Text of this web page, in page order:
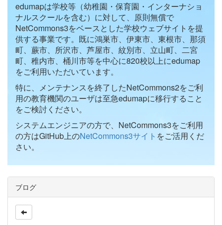
edumapは学校等（幼稚園・保育園・インターナショ
ナルスクールを含む）に対して、原則無償で
NetCommons3をベースとした学校ウェブサイトを提
供する事業です。既に鴻巣市、伊東市、東根市、那須
町、蕨市、所沢市、芦屋市、紋別市、立山町、二宮
町、稚内市、桶川市等を中心に820校以上にedumap
をご利用いただいています。
特に、メンテナンスを終了したNetCommons2をご利
用の教育機関のユーザは至急edumapに移行すること
をご検討ください。
システムエンジニアの方で、NetCommons3をご利用
の方はGitHub上のNetCommons3サイト をご活用くだ
さい。
ブログ